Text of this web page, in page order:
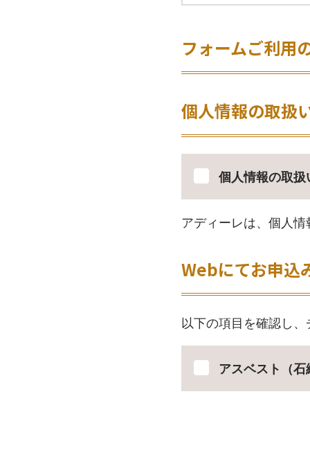
フォームご利用
個人情報の取扱
個人情報の取
アディーレは、個人情
Webにてお申込
以下の項目を確認し、
アスベスト（